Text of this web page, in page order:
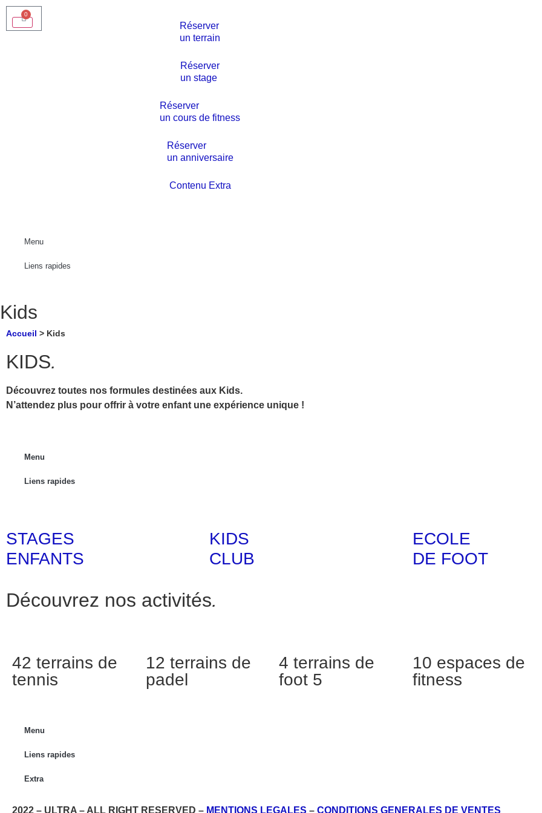
Réserver
un terrain
Réserver
un stage
Réserver
un cours de fitness
Réserver
un anniversaire
Contenu Extra
0
Menu
Liens rapides
Kids
Accueil > Kids
KIDS.
Découvrez toutes nos formules destinées aux Kids.
N’attendez plus pour offrir à votre enfant une expérience unique !
Menu
Liens rapides
STAGES
ENFANTS
KIDS
CLUB
ECOLE
DE FOOT
Découvrez nos activités.
42 terrains de
tennis
12 terrains de
padel
4 terrains de
foot 5
10 espaces de
fitness
Menu
Liens rapides
Extra
2022 – ULTRA – ALL RIGHT RESERVED – MENTIONS LEGALES – CONDITIONS GENERALES DE VENTES